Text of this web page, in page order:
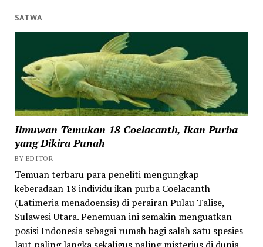
SATWA
Ilmuwan Temukan 18 Coelacanth, Ikan Purba
yang Dikira Punah
BY EDITOR
Temuan terbaru para peneliti mengungkap
keberadaan 18 individu ikan purba Coelacanth
(Latimeria menadoensis) di perairan Pulau Talise,
Sulawesi Utara. Penemuan ini semakin menguatkan
posisi Indonesia sebagai rumah bagi salah satu spesies